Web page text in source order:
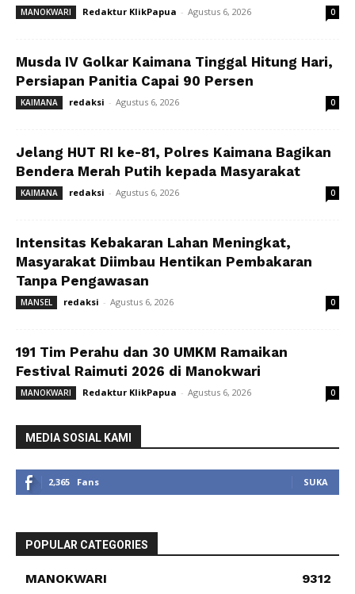
MANOKWARI Redaktur KlikPapua - Agustus 6, 2026 0
Musda IV Golkar Kaimana Tinggal Hitung Hari,
Persiapan Panitia Capai 90 Persen
KAIMANA redaksi - Agustus 6, 2026 0
Jelang HUT RI ke-81, Polres Kaimana Bagikan
Bendera Merah Putih kepada Masyarakat
KAIMANA redaksi - Agustus 6, 2026 0
Intensitas Kebakaran Lahan Meningkat,
Masyarakat Diimbau Hentikan Pembakaran
Tanpa Pengawasan
MANSEL redaksi - Agustus 6, 2026 0
191 Tim Perahu dan 30 UMKM Ramaikan
Festival Raimuti 2026 di Manokwari
MANOKWARI Redaktur KlikPapua - Agustus 6, 2026 0
MEDIA SOSIAL KAMI
2,365 Fans SUKA
POPULAR CATEGORIES
MANOKWARI
9312